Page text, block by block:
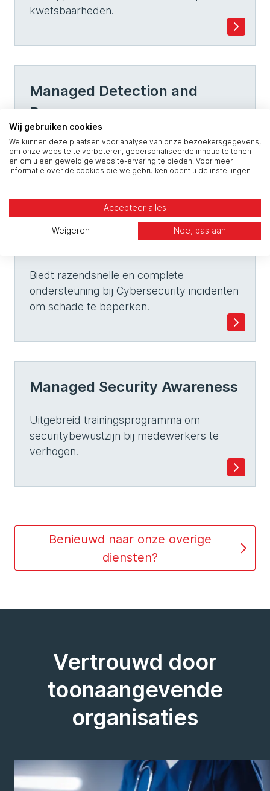
kwetsbaarheden.
Managed Detection and
Response
24/7 proactieve detectie van bedreigingen
voor ze jouw onderneming beïnvloeden.
Incident Response
Biedt razendsnelle en complete
ondersteuning bij Cybersecurity incidenten
om schade te beperken.
Managed Security Awareness
Uitgebreid trainingsprogramma om
securitybewustzijn bij medewerkers te
verhogen.
Benieuwd naar onze overige
diensten?
Vertrouwd door
toonaangevende
organisaties
Wij gebruiken cookies
We kunnen deze plaatsen voor analyse van onze bezoekersgegevens,
om onze website te verbeteren, gepersonaliseerde inhoud te tonen
en om u een geweldige website-ervaring te bieden. Voor meer
informatie over de cookies die we gebruiken opent u de instellingen.
Accepteer alles
Weigeren Nee, pas aan